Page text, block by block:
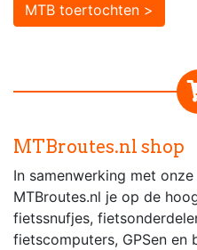
MTB toertochten >
MTBroutes.nl shop
In samenwerking met
MTBroutes.nl je op de
fietssnufjes,
fietscomputers, GPSen en